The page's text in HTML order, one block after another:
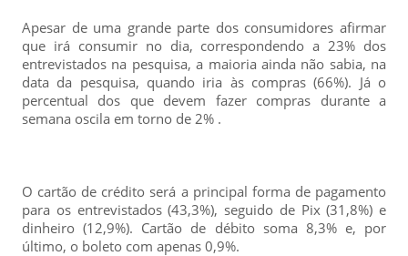
Apesar de uma grande parte dos consumidores afirmar
que irá consumir no dia, correspondendo a 23% dos
entrevistados na pesquisa, a maioria ainda não sabia, na
data da pesquisa, quando iria às compras (66%). Já o
percentual dos que devem fazer compras durante a
semana oscila em torno de 2% .
O cartão de crédito será a principal forma de pagamento
para os entrevistados (43,3%), seguido de Pix (31,8%) e
dinheiro (12,9%). Cartão de débito soma 8,3% e, por
último, o boleto com apenas 0,9%.